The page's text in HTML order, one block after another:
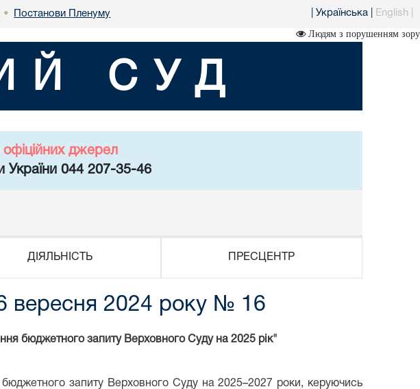
• Постанови Пленуму Українська English
Людям з порушенням зору
СУД
джерел
України 044 207-35-46
ДІЯЛЬНІСТЬ ПРЕСЦЕНТР
вересня 2024 року № 16
бюджетного запиту Верховного Суду на 2025 рік"
запиту Верховного Суду на 2025–2027 роки, керуючись